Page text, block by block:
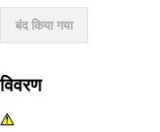
बंद किया गया
विवरण